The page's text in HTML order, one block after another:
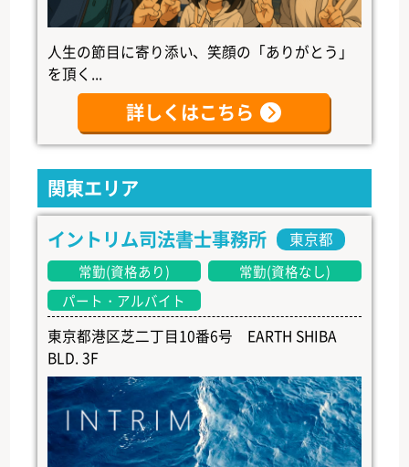
人生の節目に寄り添い、笑顔の「ありがとう」
を頂く...
詳しくはこちら
関東エリア
イントリム司法書士事務所
東京都
常勤(資格あり)
常勤(資格なし)
パート・アルバイト
東京都港区芝二丁目10番6号 EARTH SHIBA
BLD. 3F